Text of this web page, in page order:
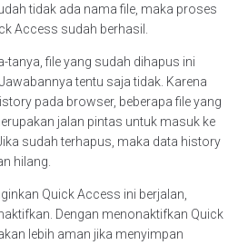
tidak ada nama file, maka proses
Access sudah berhasil.
tanya, file yang sudah dihapus ini
tentu saja tidak. Karena
pada browser, beberapa file yang
jalan pintas untuk masuk ke
sudah terhapus, maka data history
hilang.
Quick Access ini berjalan,
Dengan menonaktifkan Quick
lebih aman jika menyimpan